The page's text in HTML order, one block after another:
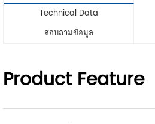
Technical Data
สอบถามข้อมูล
Product Feature